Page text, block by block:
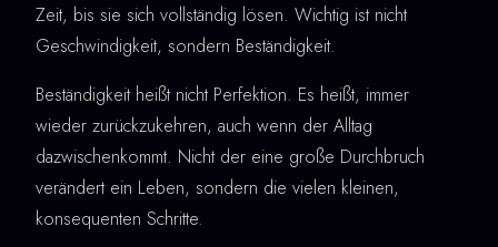
Zeit, bis sie sich vollständig lösen. Wichtig ist nicht
Geschwindigkeit, sondern Beständigkeit.
Beständigkeit heißt nicht Perfektion. Es heißt, immer
wieder zurückzukehren, auch wenn der Alltag
dazwischenkommt. Nicht der eine große Durchbruch
verändert ein Leben, sondern die vielen kleinen,
konsequenten Schritte.